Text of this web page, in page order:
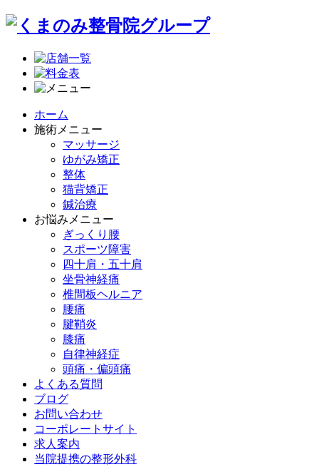
ホーム
施術メニュー
マッサージ
ゆがみ矯正
整体
猫背矯正
鍼治療
お悩みメニュー
ぎっくり腰
スポーツ障害
四十肩・五十肩
坐骨神経痛
椎間板ヘルニア
腰痛
腱鞘炎
膝痛
自律神経症
頭痛・偏頭痛
よくある質問
ブログ
お問い合わせ
コーポレートサイト
求人案内
当院提携の整形外科